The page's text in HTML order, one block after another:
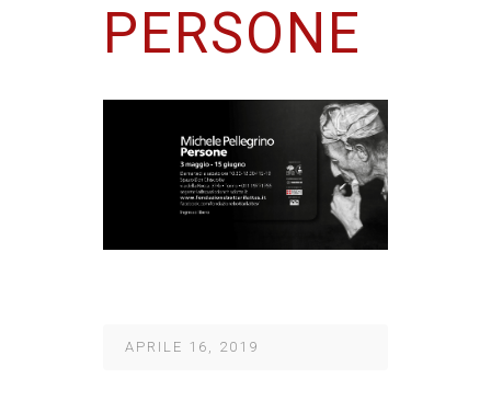
PERSONE
APRILE 16, 2019